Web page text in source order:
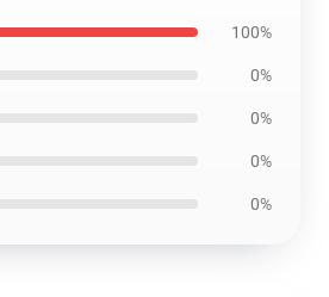
100%
0%
0%
0%
0%